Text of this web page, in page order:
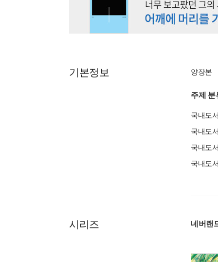
기본정보 양장본
주제 분
국내도
국내도
국내도
국내도
시리즈 네버랜